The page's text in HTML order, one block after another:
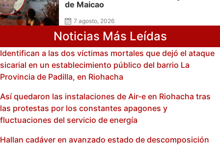
de Maicao
7 agosto, 2026
Noticias Más Leídas
Identifican a las dos víctimas mortales que dejó el ataque
sicarial en un establecimiento público del barrio La
Provincia de Padilla, en Riohacha
Así quedaron las instalaciones de Air-e en Riohacha tras
las protestas por los constantes apagones y
fluctuaciones del servicio de energía
Hallan cadáver en avanzado estado de descomposición